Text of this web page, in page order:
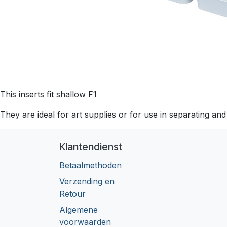
This inserts fit shallow F1
They are ideal for art supplies or for use in separating
Klantendienst
Betaalmethoden
Verzending en
Retour
Algemene
voorwaarden